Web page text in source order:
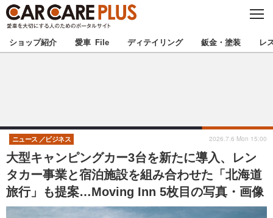
C
S
E
★カーケアプラス認定★ 厳選プロショップを地域から探す
甲信越 北陸
東海 関西
中国 四国
ショップ紹介 愛車 File ディテイリング 鈑金・塗装 レ
大型キャンピングカー3台を新たに導入、レン
タカー事業と宿泊施設を組み合わせた「北海道
旅行」も提案…Moving Inn 5枚目の写真・画像
ニュース ビジネス 2026.7.6 Mon 15:00